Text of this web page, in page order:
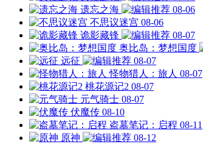
遗忘之海
08-06
不思议迷宫 08-06
诡影藏锋
08-07
奥比岛：梦想国度
远征
08-07
怪物猎人：旅人 08-07
桃花源记2 08-07
元气骑士 08-07
伏魔传 08-10
盗墓笔记：启程 08-11
原神
08-12